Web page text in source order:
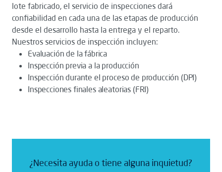
lote fabricado, el servicio de inspecciones dará
confiabilidad en cada una de las etapas de producción
desde el desarrollo hasta la entrega y el reparto.
Nuestros servicios de inspección incluyen:
Evaluación de la fábrica
Inspección previa a la producción
Inspección durante el proceso de producción (DPI)
Inspecciones finales aleatorias (FRI)
¿Necesita ayuda o tiene alguna inquietud?